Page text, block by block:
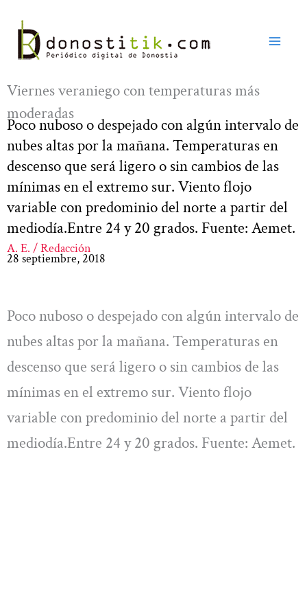
contenido
Viernes veraniego con temperaturas más
moderadas
Poco nuboso o despejado con algún intervalo de
nubes altas por la mañana. Temperaturas en
descenso que será ligero o sin cambios de las
mínimas en el extremo sur. Viento flojo
variable con predominio del norte a partir del
mediodía.Entre 24 y 20 grados. Fuente: Aemet.
A. E. / Redacción
28 septiembre, 2018
Poco nuboso o despejado con algún intervalo de
nubes altas por la mañana. Temperaturas en
descenso que será ligero o sin cambios de las
mínimas en el extremo sur. Viento flojo
variable con predominio del norte a partir del
mediodía.Entre 24 y 20 grados. Fuente: Aemet.